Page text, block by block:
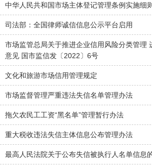
中华人民共和国市场主体登记管理条例实施细则
司法部：全国律师诚信信息公示平台启用
市场监管总局关于推进企业信用风险分类管理
意见 国市监信发〔2022〕6号
文化和旅游市场信用管理规定
市场监督管理严重违法失信名单管理办法
拖欠农民工工资“黑名单”管理暂行办法
重大税收违法失信主体信息公布管理办法
最高人民法院关于公布失信被执行人名单信息